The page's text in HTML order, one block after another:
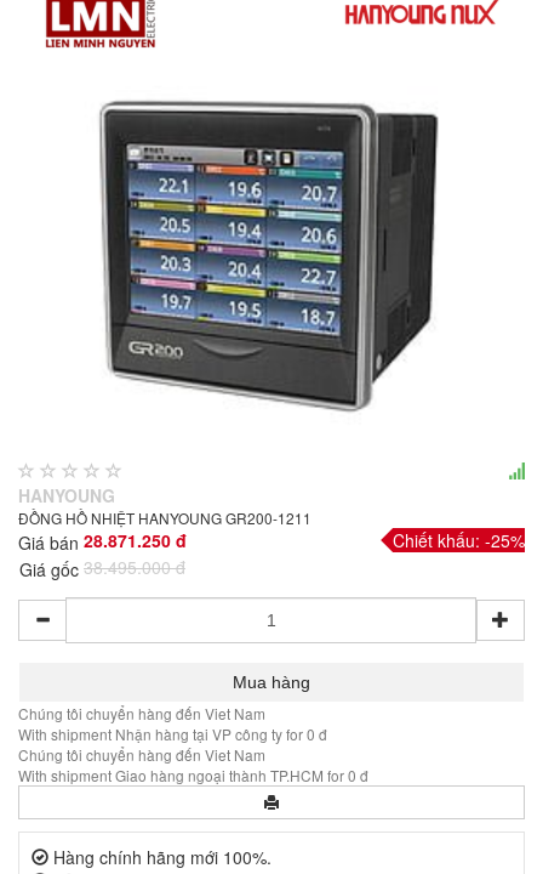
HANYOUNG
ĐỒNG HỒ NHIỆT HANYOUNG GR200-1211
Giá bán 28.871.250 đ
Giá gốc 38.495.000 đ
Chiết khấu: -25%
Chúng tôi chuyển hàng đến Viet Nam
With shipment Nhận hàng tại VP công ty for 0 đ
Chúng tôi chuyển hàng đến Viet Nam
With shipment Giao hàng ngoại thành TP.HCM for 0 đ
Hàng chính hãng mới 100%.